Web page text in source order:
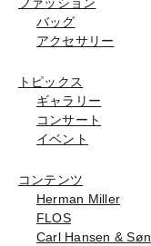
ファッション
バッグ
アクセサリー
トピックス
ギャラリー
コンサート
イベント
コンテンツ
Herman Miller
FLOS
Carl Hansen & Søn